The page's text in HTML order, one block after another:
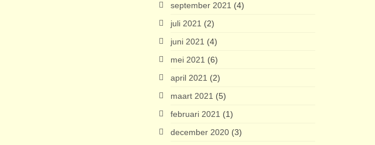
september 2021 (4)
juli 2021 (2)
juni 2021 (4)
mei 2021 (6)
april 2021 (2)
maart 2021 (5)
februari 2021 (1)
december 2020(3)